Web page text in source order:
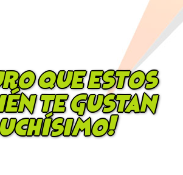
que estos
te gustan